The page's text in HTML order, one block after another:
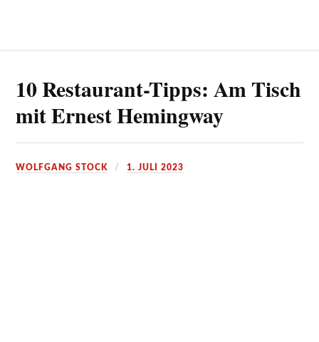
10 Restaurant-Tipps: Am Tisch
mit Ernest Hemingway
WOLFGANG STOCK 1. JULI 2023